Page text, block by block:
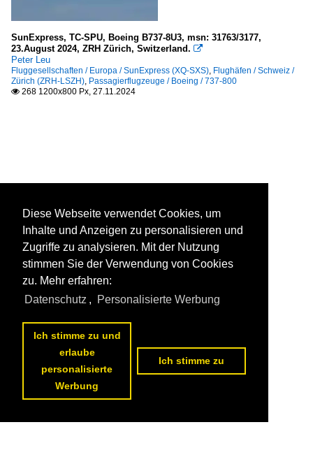
SunExpress, TC-SPU, Boeing B737-8U3, msn: 31763/3177,
23.August 2024, ZRH Zürich, Switzerland. 
Peter Leu
Fluggesellschaften / Europa / SunExpress (XQ-SXS), Flughäfen / Schweiz /
Zürich (ZRH-LSZH), Passagierflugzeuge / Boeing / 737-800
 268 1200x800 Px, 27.11.2024
Diese Webseite verwendet Cookies, um
Inhalte und Anzeigen zu personalisieren und
Zugriffe zu analysieren. Mit der Nutzung
stimmen Sie der Verwendung von Cookies
zu. Mehr erfahren:
Datenschutz , Personalisierte Werbung
Ich stimme zu und
erlaube
personalisierte
Werbung
Ich stimme zu